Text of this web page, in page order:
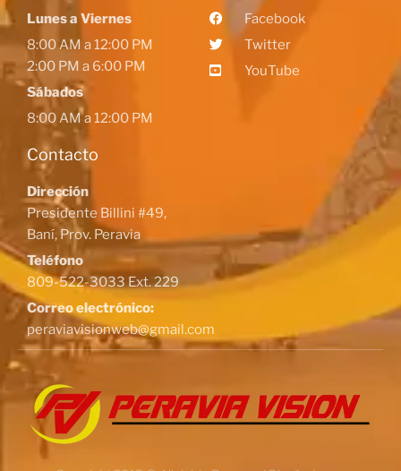
Lunes a Viernes
8:00 AM a 12:00 PM
2:00 PM a 6:00 PM
Sábados
8:00 AM a 12:00 PM
Contacto
Dirección
Presidente Billini #49,
Baní, Prov. Peravia
Teléfono
809-522-3033 Ext. 229
Correo electrónico:
peraviavisionweb@gmail.com
Facebook
Twitter
YouTube